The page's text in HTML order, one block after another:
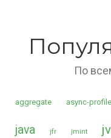
По
aggregate async-
java jfr jmint